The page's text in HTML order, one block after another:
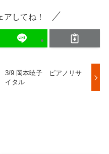
アしてね！
3/9 岡本暁子 ピアノリサ
イタル